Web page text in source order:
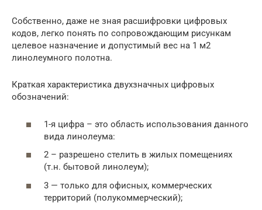
Собственно, даже не зная расшифровки цифровых
кодов, легко понять по сопровождающим рисункам
целевое назначение и допустимый вес на 1 м2
линолеумного полотна.
Краткая характеристика двухзначных цифровых
обозначений:
1-я цифра – это область использования данного
вида линолеума:
2 – разрешено стелить в жилых помещениях
(т.н. бытовой линолеум);
3 — только для офисных, коммерческих
территорий (полукоммерческий);